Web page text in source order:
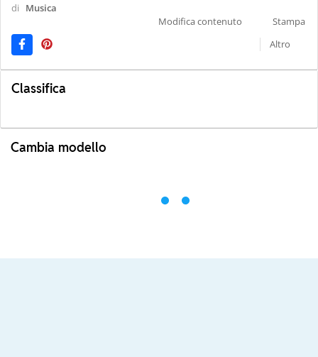
di
Musica
Modifica contenuto
Stampa
Altro
Classifica
Cambia modello